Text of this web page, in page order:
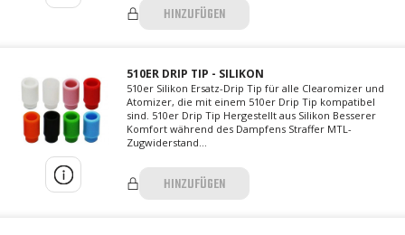
HINZUFÜGEN
510ER DRIP TIP - SILIKON
510er Silikon Ersatz-Drip Tip für alle Clearomizer und
Atomizer, die mit einem 510er Drip Tip kompatibel
sind. 510er Drip Tip Hergestellt aus Silikon Besserer
Komfort während des Dampfens Straffer MTL-
Zugwiderstand...
HINZUFÜGEN